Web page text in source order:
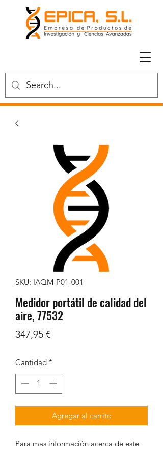
SKU: IAQM-P01-001
Medidor portátil de calidad del
aire, 77532
347,95 €Precio
Cantidad *
Agregar al carrito
Para mas información acerca de este